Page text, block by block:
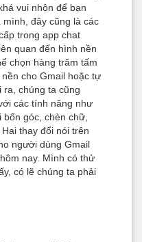
vui nhộn để bạn
đây cũng là các
trong app chat
quan đến hình nền
chọn hàng trăm tấm
cho Gmail hoặc tự
ra, chúng ta cũng
các tính năng như
góc, chèn chữ,
thay đổi nói trên
người dùng Gmail
nay. Mình có thử
có lẽ chúng ta phải